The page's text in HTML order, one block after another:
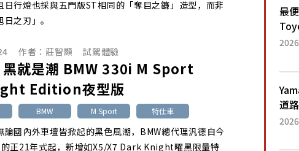
日行燈也採與五門版ST相同的「奪目之鐮」造型，而非
之刃」。
作者：莊智顯 試駕體驗
就是潮 BMW 330i M Sport
Edition夜型版
BMW M Sport 特仕車
論國內外車壇皆掀起的黑色風潮，BMW總代理汎德自今
正21年式起，新增如X5/X7 Dark Knight曜黑限量特
人
最
注
眼
水
「...
道
搭